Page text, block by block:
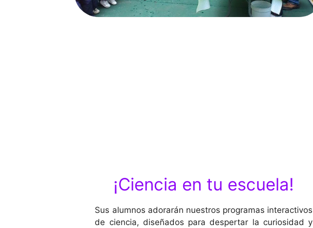
¡Ciencia en tu escuela!
Sus alumnos adorarán nuestros programas interactivos
de ciencia, diseñados para despertar la curiosidad y